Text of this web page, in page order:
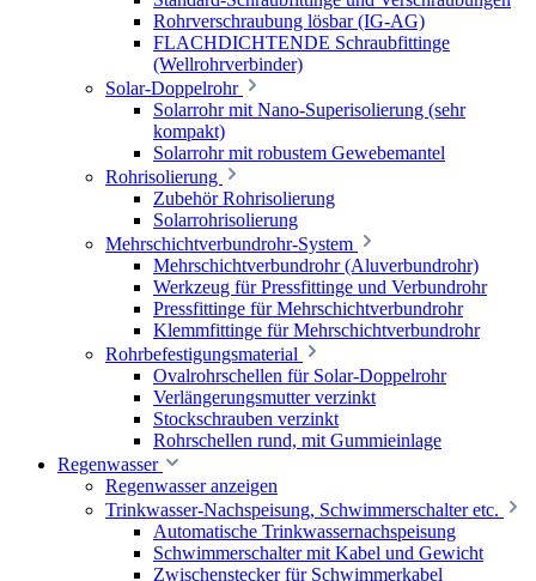
Rohrverschraubung lösbar (IG-AG)
FLACHDICHTENDE Schraubfittinge
(Wellrohrverbinder)
Solar-Doppelrohr
Solarrohr mit Nano-Superisolierung (sehr
kompakt)
Solarrohr mit robustem Gewebemantel
Rohrisolierung
Zubehör Rohrisolierung
Solarrohrisolierung
Mehrschichtverbundrohr-System
Mehrschichtverbundrohr (Aluverbundrohr)
Werkzeug für Pressfittinge und Verbundrohr
Pressfittinge für Mehrschichtverbundrohr
Klemmfittinge für Mehrschichtverbundrohr
Rohrbefestigungsmaterial
Ovalrohrschellen für Solar-Doppelrohr
Verlängerungsmutter verzinkt
Stockschrauben verzinkt
Rohrschellen rund, mit Gummieinlage
Regenwasser
Regenwasser anzeigen
Trinkwasser-Nachspeisung, Schwimmerschalter etc.
Automatische Trinkwassernachspeisung
Schwimmerschalter mit Kabel und Gewicht
Zwischenstecker für Schwimmerkabel